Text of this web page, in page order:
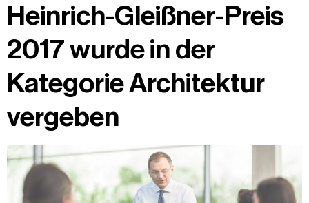
Heinrich-Gleißner-Preis
2017 wurde in der
Kategorie Architektur
vergeben